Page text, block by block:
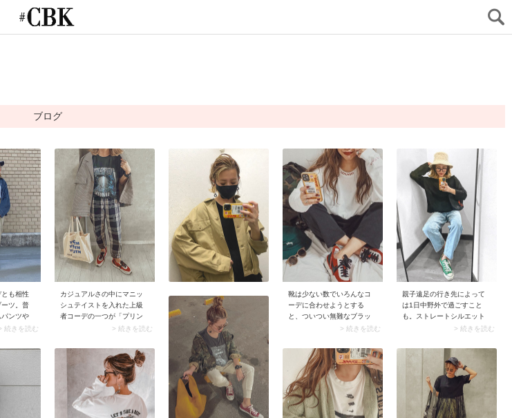
ブログ
とも相性
ツ。普
ンツや
しも、足
ードに
続きを読む
カジュアルさの中にマニッ
シュテイストを入れた上級
者コーデの一つが「プリン
トTシャツ×チェックパン
ベースカラーを統一させる
こと」♪ このひとテクでまと
まりが出て、コーデがうる
さくなるのを防げます！
> 続きを読む
靴は少ない数でいろんなコ
ーデに合わせようとする
と、ついつい無難なブラッ
クやブラウンを選びが
ミニマルである大人世代こ
そ、足元にポイントをおく
とグッとセンスのよさが際
立ちます。 スナップのよう
に情熱のレッドで彩を添え
るのもいいですし、エレガ
ンスに盛れる一足で洗練感
> 続きを読む
親子遠足の行き先によって
は1日中野外で過ごすこと
も。ストレートシルエット
のパンツは程よくゆとりが
れにくいのが魅力です。 シ
ンプルなワンツーコーデに
まとめつつ、小物でアクセ
ントを加えるとおしゃれ度
がアップしますよ。
> 続きを読む